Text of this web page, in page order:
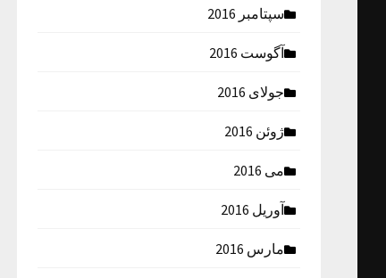
سپتامبر 2016
آگوست 2016
جولای 2016
ژوئن 2016
می 2016
آوریل 2016
مارس 2016